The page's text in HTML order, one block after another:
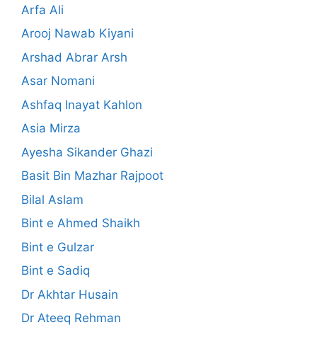
Arfa Ali
Arooj Nawab Kiyani
Arshad Abrar Arsh
Asar Nomani
Ashfaq Inayat Kahlon
Asia Mirza
Ayesha Sikander Ghazi
Basit Bin Mazhar Rajpoot
Bilal Aslam
Bint e Ahmed Shaikh
Bint e Gulzar
Bint e Sadiq
Dr Akhtar Husain
Dr Ateeq Rehman